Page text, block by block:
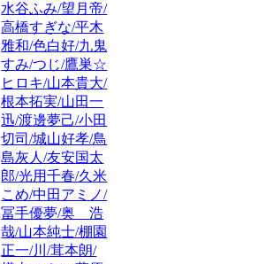
水谷ふみ/望月帝/
高橋すぎな/平木
雅和/色白好/九鬼
すみ/つじ/鷹巣☆
ヒロキ/山本貴大/
根本拓実/山田一
迅/渡邊夢己/小田
切司/城山好孝/鳥
島灰人/友安国太
郎/光用千春/久米
こめ/中田アミノ/
冨手優夢/奥 浩
哉/山本純士/棚園
正一/川/茸本朗/